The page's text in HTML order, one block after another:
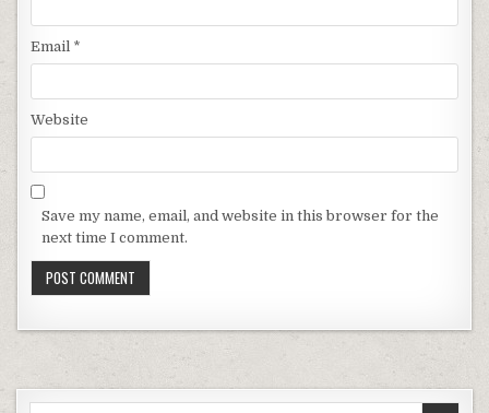
Email *
Website
Save my name, email, and website in this browser for the
next time I comment.